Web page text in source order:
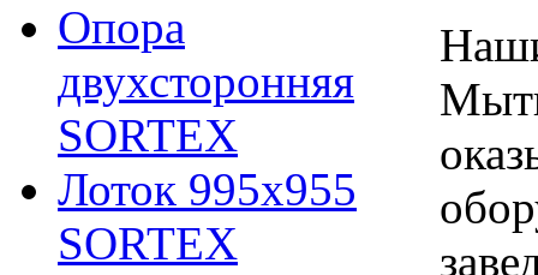
Опора
двухсторонняя
SORTEX
Лоток 995х955
SORTEX